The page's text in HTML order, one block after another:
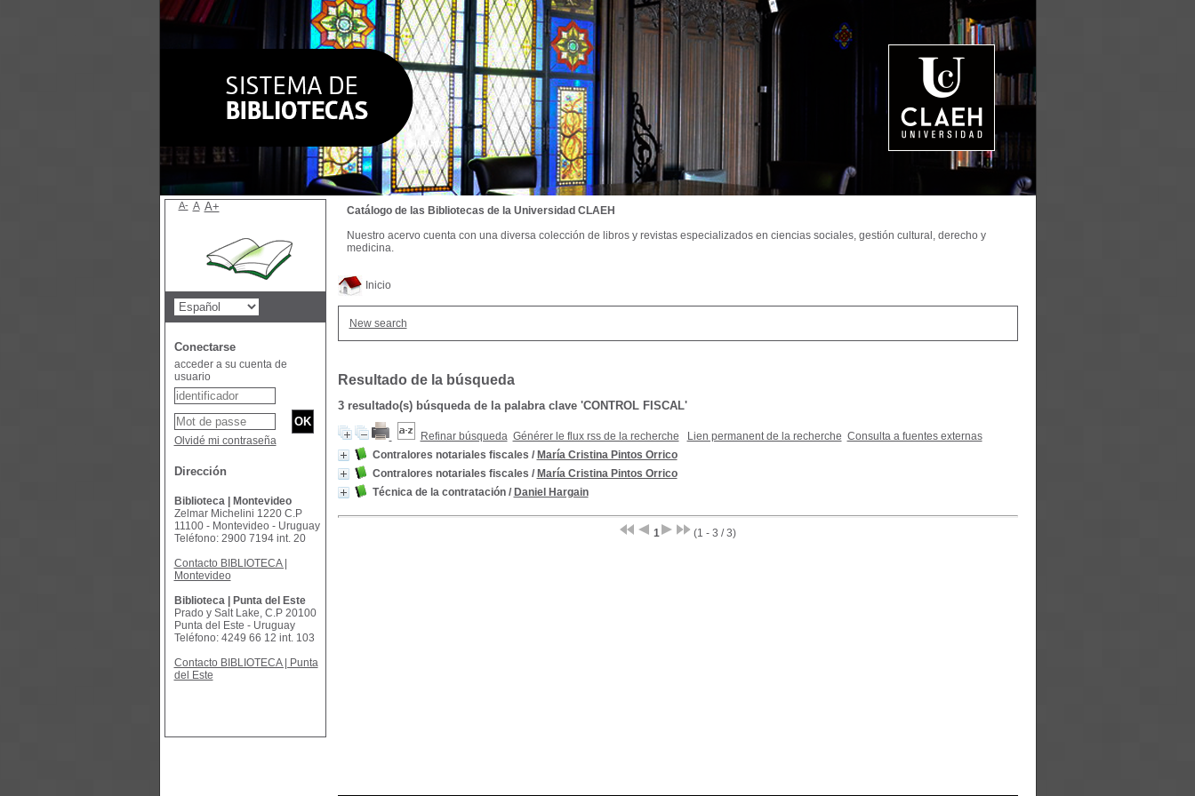
Inicio
New search
Resultado de la búsqueda
3 resultado(s) búsqueda de la palabra clave 'CONTROL FISCAL'
Refinar búsqueda Générer le flux rss de la recherche Lien permanent de la recherche Consulta a fuentes externas
Contralores notariales fiscales / María Cristina Pintos Orrico
Contralores notariales fiscales / María Cristina Pintos Orrico
Técnica de la contratación/ Daniel Hargain
1 (1 - 3 / 3)
Catálogo de las Bibliotecas de la Universidad CLAEH
Nuestro acervo cuenta con una diversa colección de libros y revistas especializados en ciencias sociales, gestión cultural, derecho y
medicina.
A- A A+
Conectarse
acceder a su cuenta de
usuario
Olvidé mi contraseña
Dirección
Biblioteca | Montevideo
Zelmar Michelini 1220 C.P
11100 - Montevideo - Uruguay
Teléfono: 2900 7194 int. 20
Contacto BIBLIOTECA |
Montevideo
Biblioteca | Punta del Este
Prado y Salt Lake, C.P 20100
Punta del Este - Uruguay
Teléfono: 4249 66 12 int. 103
Contacto BIBLIOTECA | Punta
del Este